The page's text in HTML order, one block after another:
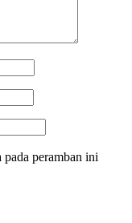
pada peramban ini